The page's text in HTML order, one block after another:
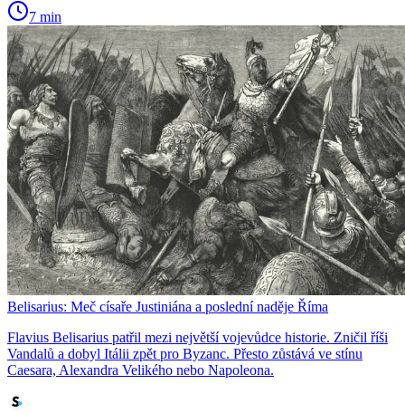
7 min
Belisarius: Meč císaře Justiniána a poslední naděje Říma
Flavius Belisarius patřil mezi největší vojevůdce historie. Zničil říši
Vandalů a dobyl Itálii zpět pro Byzanc. Přesto zůstává ve stínu
Caesara, Alexandra Velikého nebo Napoleona.